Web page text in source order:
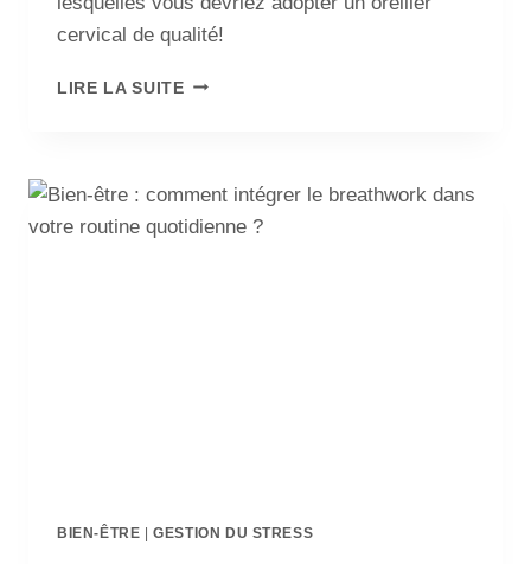
cervical de qualité!
LIRE LA SUITE
BIEN-ÊTRE |GESTION DU STRESS